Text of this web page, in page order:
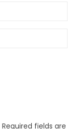
Required fields are